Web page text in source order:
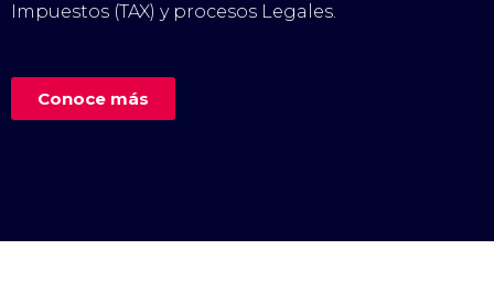
Impuestos (TAX) y procesos Legales.
Conoce más